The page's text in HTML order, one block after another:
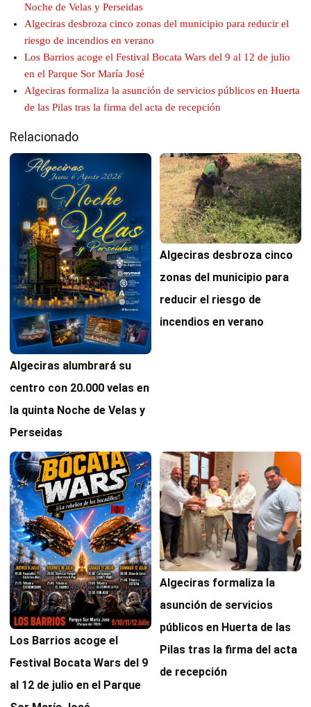
Noche de Velas y Perseidas
Algeciras desbroza cinco zonas del municipio para reducir el
riesgo de incendios en verano
Los Barrios acoge el Festival Bocata Wars del 9 al 12 de julio
en el Parque Sor María José
Algeciras formaliza la asunción de servicios públicos en Huerta
de las Pilas tras la firma del acta de recepción
Relacionado
Algeciras alumbrará su
centro con 20.000 velas en
la quinta Noche de Velas y
Perseidas
Algeciras desbroza cinco
zonas del municipio para
reducir el riesgo de
incendios en verano
Los Barrios acoge el
Festival Bocata Wars del 9
al 12 de julio en el Parque
Algeciras formaliza la
asunción de servicios
públicos en Huerta de las
Pilas tras la firma del acta
de recepción